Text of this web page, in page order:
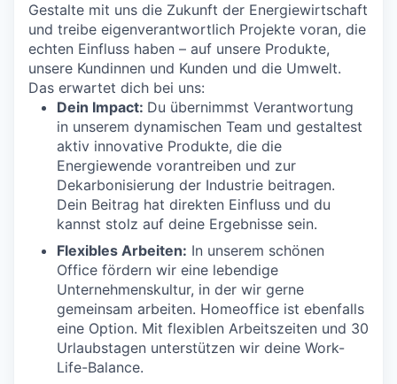
Gestalte mit uns die Zukunft der Energiewirtschaft
und treibe eigenverantwortlich Projekte voran, die
echten Einfluss haben – auf unsere Produkte,
unsere Kundinnen und Kunden und die Umwelt.
Das erwartet dich bei uns:
Dein Impact: Du übernimmst Verantwortung
in unserem dynamischen Team und gestaltest
aktiv innovative Produkte, die die
Energiewende vorantreiben und zur
Dekarbonisierung der Industrie beitragen.
Dein Beitrag hat direkten Einfluss und du
kannst stolz auf deine Ergebnisse sein.
Flexibles Arbeiten: In unserem schönen
Office fördern wir eine lebendige
Unternehmenskultur, in der wir gerne
gemeinsam arbeiten. Homeoffice ist ebenfalls
eine Option. Mit flexiblen Arbeitszeiten und 30
Urlaubstagen unterstützen wir deine Work-
Life-Balance.